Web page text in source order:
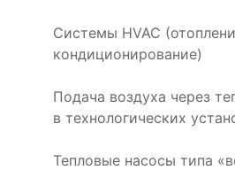
Системы HVAC
кондиционирование)
Подача воздуха через
в технологических
Тепловые насосы типа